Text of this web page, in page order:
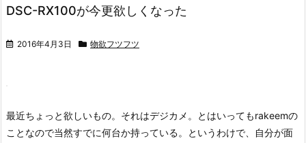
DSC-RX100が今更欲しくなった
2016年4月3日 物欲フツフツ
最近ちょっと欲しいもの。 それはデジカメ。
とはいってもrakeemの
ことなので当然すでに何台か持っている。
というわけで、自分が面